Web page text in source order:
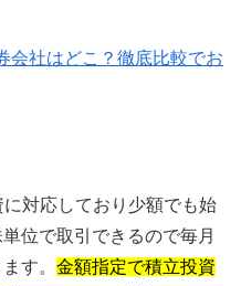
会社はどこ？徹底比較でお
対応しており少額でも始
位で取引できるので毎月
す。 金額指定で積立投資